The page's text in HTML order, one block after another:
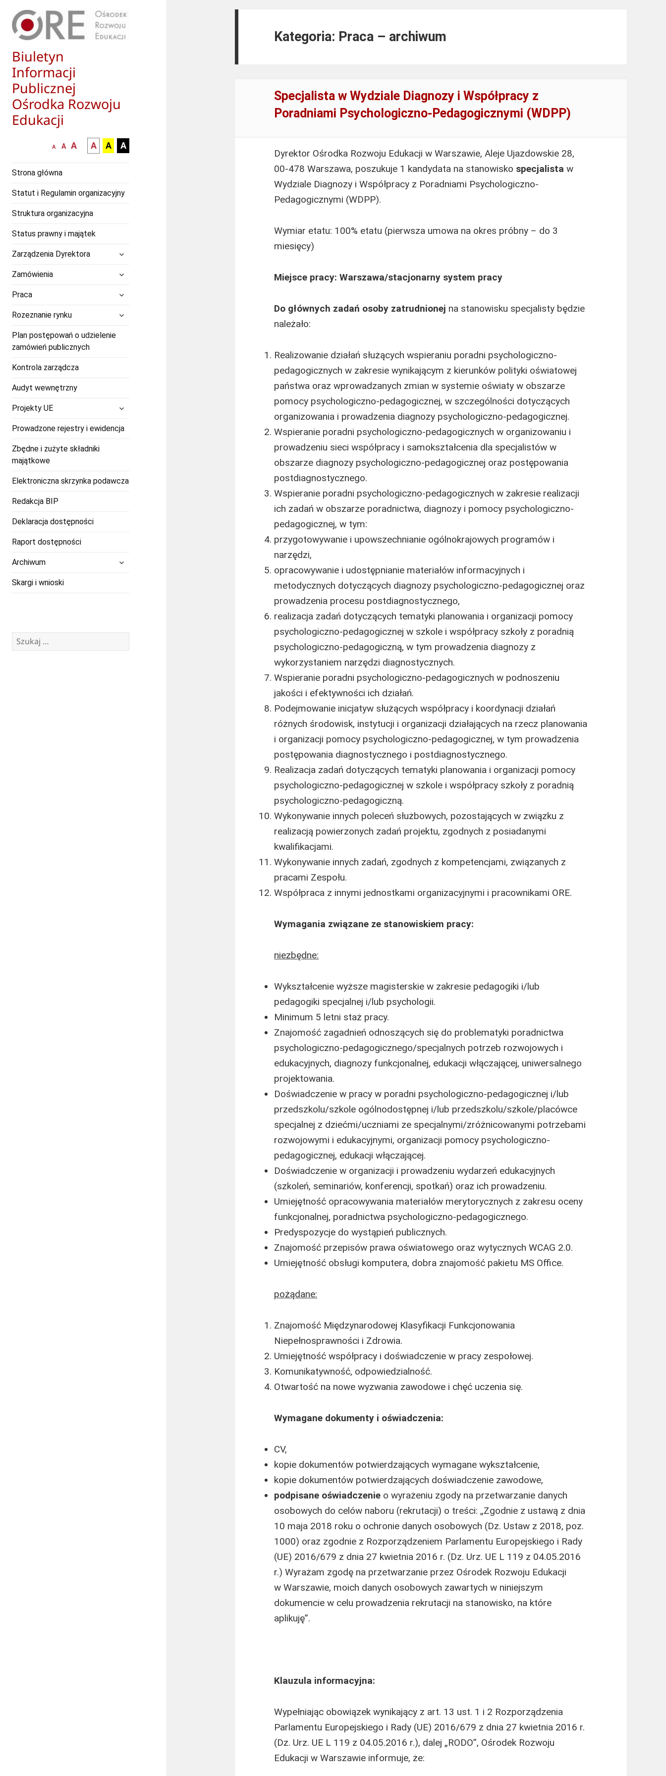
Biuletyn
Informacji
Publicznej
Ośrodka Rozwoju
Edukacji
mniejsza
A
normalna
A
większa-
czcionka
A
kontrast
czarny
białym
A
kontrast
czarny
zółtym
A
kontrast
żółty
A
Strona główna
Statut i Regulamin organizacyjny
Struktura organizacyjna
Status prawny i majątek
Zarządzenia Dyrektora
rozwiń
menu
Zamówienia
Praca
Rozeznanie rynkurozwiń
menu
potomne
Plan postępowań o udzielenie
zamówień publicznych
Kontrola zarządcza
Audyt wewnętrzny
Projekty UE
potomne
Prowadzone rejestry i ewidencja
Zbędne i zużyte składniki
majątkowe
Elektroniczna skrzynka podawcza
Redakcja BIP
Deklaracja dostępności
Raport dostępności
Archiwum
Skargi i wnioski
Szukaj:
Kategoria: Praca – archiwum
Specjalista w Wydziale Diagnozy i Współpracy z
Poradniami Psychologiczno-Pedagogicznymi (WDPP)
Dyrektor Ośrodka Rozwoju Edukacji w Warszawie, Aleje Ujazdowskie 28,
00-478 Warszawa, poszukuje 1 kandydata na stanowisko specjalistaw
Wydziale Diagnozy i Współpracy z Poradniami Psychologiczno-
Pedagogicznymi (WDPP).
Wymiar etatu: 100% etatu (pierwsza umowa na okres próbny – do 3
miesięcy)
Miejsce pracy: Warszawa/stacjonarny system pracy
Do głównych zadań osoby zatrudnionej na stanowisku specjalisty będzie
należało:
Realizowanie działań służących wspieraniu poradni psychologiczno-
pedagogicznych w zakresie wynikającym z kierunków polityki oświatowej
państwa oraz wprowadzanych zmian w systemie oświaty w obszarze
pomocy psychologiczno-pedagogicznej, w szczególności dotyczących
organizowania i prowadzenia diagnozy psychologiczno-pedagogicznej.
Wspieranie poradni psychologiczno-pedagogicznych w organizowaniu i
prowadzeniu sieci współpracy i samokształcenia dla specjalistów w
obszarze diagnozy psychologiczno-pedagogicznej oraz postępowania
postdiagnostycznego.
Wspieranie poradni psychologiczno-pedagogicznych w zakresie realizacji
ich zadań w obszarze poradnictwa, diagnozy i pomocy psychologiczno-
pedagogicznej, w tym:
przygotowywanie i upowszechnianie ogólnokrajowych programów i
narzędzi,
opracowywanie i udostępnianie materiałów informacyjnych i
metodycznych dotyczących diagnozy psychologiczno-pedagogicznej oraz
prowadzenia procesu postdiagnostycznego,
realizacja zadań dotyczących tematyki planowania i organizacji pomocy
psychologiczno-pedagogicznej w szkole i współpracy szkoły z poradnią
psychologiczno-pedagogiczną, w tym prowadzenia diagnozy z
wykorzystaniem narzędzi diagnostycznych.
Wspieranie poradni psychologiczno-pedagogicznych w podnoszeniu
jakości i efektywności ich działań.
Podejmowanie inicjatyw służących współpracy i koordynacji działań
różnych środowisk, instytucji i organizacji działających na rzecz planowania
i organizacji pomocy psychologiczno-pedagogicznej, w tym prowadzenia
postępowania diagnostycznego i postdiagnostycznego.
Realizacja zadań dotyczących tematyki planowania i organizacji pomocy
psychologiczno-pedagogicznej w szkole i współpracy szkoły z poradnią
psychologiczno-pedagogiczną.
Wykonywanie innych poleceń służbowych, pozostających w związku z
realizacją powierzonych zadań projektu, zgodnych z posiadanymi
kwalifikacjami.
Wykonywanie innych zadań, zgodnych z kompetencjami, związanych z
pracami Zespołu.
Współpraca z innymi jednostkami organizacyjnymi i pracownikami ORE.
Wymagania związane ze stanowiskiem pracy:
niezbędne:
Wykształcenie wyższe magisterskie w zakresie pedagogiki i/lub
pedagogiki specjalnej i/lub psychologii.
Minimum 5 letni staż pracy.
Znajomość zagadnień odnoszących się do problematyki poradnictwa
psychologiczno-pedagogicznego/specjalnych potrzeb rozwojowych i
edukacyjnych, diagnozy funkcjonalnej, edukacji włączającej, uniwersalnego
projektowania.
Doświadczenie w pracy w poradni psychologiczno-pedagogicznej i/lub
przedszkolu/szkole ogólnodostępnej i/lub przedszkolu/szkole/placówce
specjalnej z dziećmi/uczniami ze specjalnymi/zróżnicowanymi potrzebami
rozwojowymi i edukacyjnymi, organizacji pomocy psychologiczno-
pedagogicznej, edukacji włączającej.
Doświadczenie w organizacji i prowadzeniu wydarzeń edukacyjnych
(szkoleń, seminariów, konferencji, spotkań) oraz ich prowadzeniu.
Umiejętność opracowywania materiałów merytorycznych z zakresu oceny
funkcjonalnej, poradnictwa psychologiczno-pedagogicznego.
Predyspozycje do wystąpień publicznych.
Znajomość przepisów prawa oświatowego oraz wytycznych WCAG 2.0.
Umiejętność obsługi komputera, dobra znajomość pakietu MS Office.
pożądane:
Znajomość Międzynarodowej Klasyfikacji Funkcjonowania
Niepełnosprawności i Zdrowia.
Umiejętność współpracy i doświadczenie w pracy zespołowej.
Komunikatywność, odpowiedzialność.
Otwartość na nowe wyzwania zawodowe i chęć uczenia się.
Wymagane dokumenty i oświadczenia:
CV,
kopie dokumentów potwierdzających wymagane wykształcenie,
kopie dokumentów potwierdzających doświadczenie zawodowe,
podpisane oświadczenie o wyrażeniu zgody na przetwarzanie danych
osobowych do celów naboru (rekrutacji) o treści: „Zgodnie z ustawą z dnia
10 maja 2018 roku o ochronie danych osobowych (Dz. Ustaw z 2018, poz.
1000) oraz zgodnie z Rozporządzeniem Parlamentu Europejskiego i Rady
(UE) 2016/679 z dnia 27 kwietnia 2016 r. (Dz. Urz. UE L 119 z 04.05.2016
r.) Wyrażam zgodę na przetwarzanie przez Ośrodek Rozwoju Edukacji
w Warszawie, moich danych osobowych zawartych w niniejszym
dokumencie w celu prowadzenia rekrutacji na stanowisko, na które
aplikuję”.
Klauzula informacyjna:
Wypełniając obowiązek wynikający z art. 13 ust. 1 i 2 Rozporządzenia
Parlamentu Europejskiego i Rady (UE) 2016/679 z dnia 27 kwietnia 2016 r.
(Dz. Urz. UE L 119 z 04.05.2016 r.), dalej „RODO”, Ośrodek Rozwoju
Edukacji w Warszawie informuje, że: